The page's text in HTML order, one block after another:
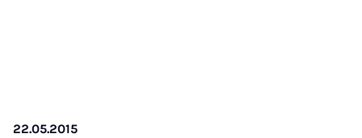
22.05.2015